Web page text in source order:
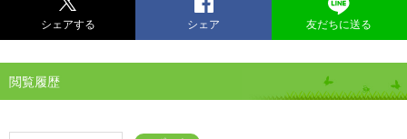
シェアする シェア 友だちに送る
閲覧履歴